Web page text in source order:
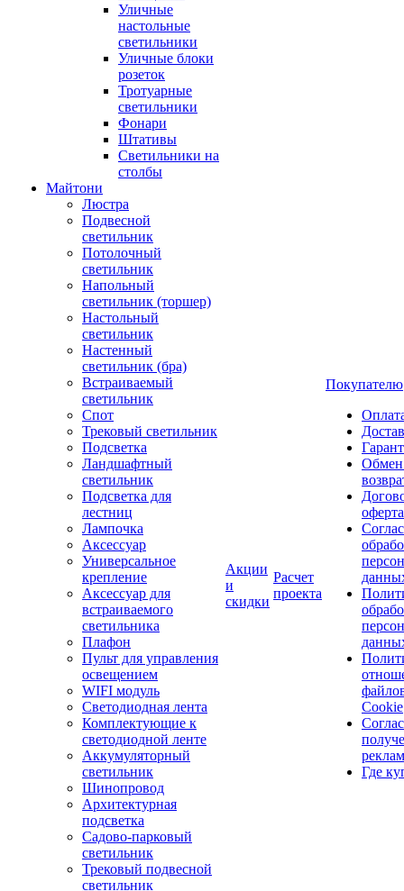
Уличные
настольные
светильники
Уличные блоки
розеток
Тротуарные
светильники
Фонари
Штативы
Светильники на
столбы
Майтони
Люстра
Подвесной
светильник
Потолочный
светильник
Напольный
светильник (торшер)
Настольный
светильник
Настенный
светильник (бра)
Встраиваемый
светильник
Спот
Трековый светильник
Подсветка
Ландшафтный
светильник
Подсветка для
лестниц
Лампочка
Аксессуар
Универсальное
крепление
Аксессуар для
встраиваемого
светильника
Плафон
Пульт для управления
освещением
WIFI модуль
Светодиодная лента
Комплектующие к
светодиодной ленте
Аккумуляторный
светильник
Шинопровод
Архитектурная
подсветка
Садово-парковый
светильник
Трековый подвесной
светильник
Акции
и
скидки
Расчет
проекта
Покупателю
оферта
Cookie
Где